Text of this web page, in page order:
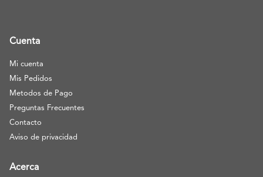
Cuenta
Mi cuenta
Mis Pedidos
Metodos de Pago
Preguntas Frecuentes
Contacto
Aviso de privacidad
Acerca